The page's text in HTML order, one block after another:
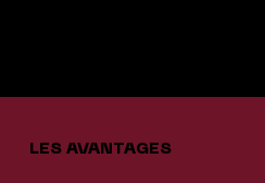
LES AVANTAGES